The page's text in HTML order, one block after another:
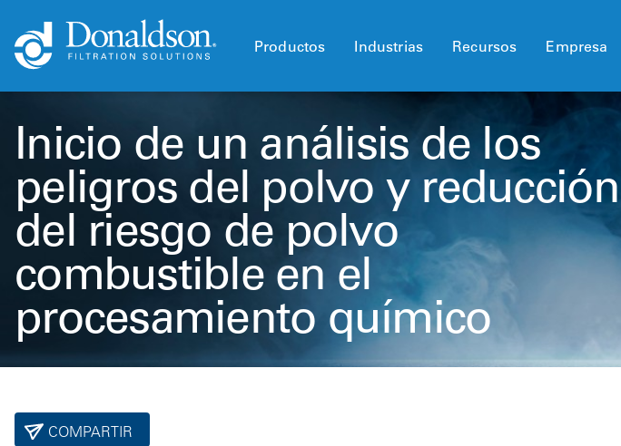
Productos Industrias Recursos Empresa
Inicio de un análisis de los
peligros del polvo y reducción
del riesgo de polvo
combustible en el
procesamiento químico
COMPARTIR